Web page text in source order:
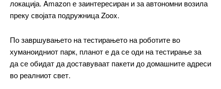
Free
бесплатно / forever
локација. Amazon е заинтересиран и за автономни возила
преку својата подружница Zoox.
По завршувањето на тестирањето на роботите во
хуманоидниот парк, планот е да се оди на тестирање за
да се обидат да доставуваат пакети до домашните адреси
во реалниот свет.